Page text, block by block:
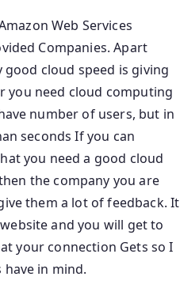
Web Services
Companies. Apart
cloud speed is giving
you need cloud computing
number of users, but in
seconds If you can
you need a good cloud
the company you are
them a lot of feedback. It
and you will get to
your connection Gets so I
in mind.